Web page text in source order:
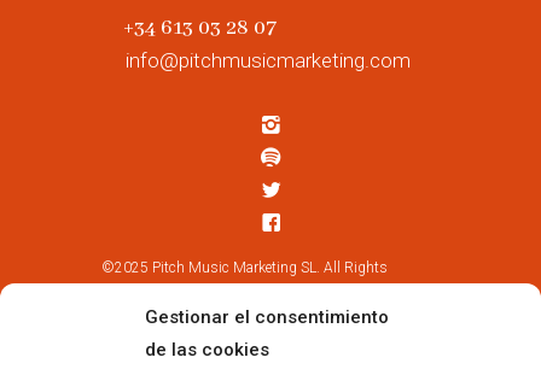
Gestionar el consentimiento
de las cookies
+34 613 03 28 07
info@pitchmusicmarketing.com
©2025 Pitch Music Marketing SL. All Rights